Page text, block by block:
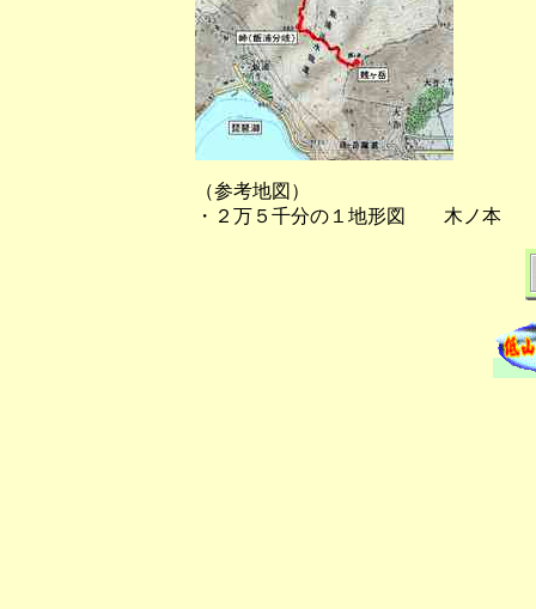
（参考地図）
・２万５千分の１地形図 木ノ本